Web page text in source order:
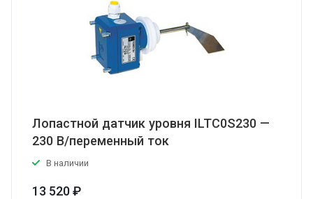
Лопастной датчик уровня ILTC0S230 —
230 В/переменный ток
В наличии
13 520 ₽